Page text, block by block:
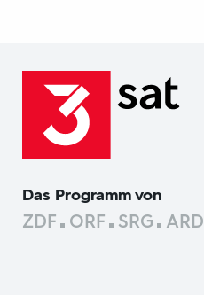
Das Programm von
ZDF ORF SRG ARD